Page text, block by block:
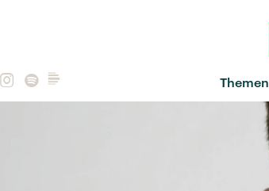
Themen